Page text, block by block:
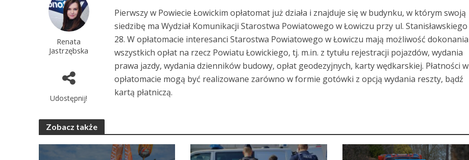
Renata
Jastrzębska
Udostępnij!
Pierwszy w Powiecie Łowickim opłatomat już działa i znajduje się w budynku, w którym swoją
siedzibę ma Wydział Komunikacji Starostwa Powiatowego w Łowiczu przy ul. Stanisławskiego
28. W opłatomacie interesanci Starostwa Powiatowego w Łowiczu mają możliwość dokonania
wszystkich opłat na rzecz Powiatu Łowickiego, tj. m.in. z tytułu rejestracji pojazdów, wydania
prawa jazdy, wydania dzienników budowy, opłat geodezyjnych, karty wędkarskiej. Płatności w
opłatomacie mogą być realizowane zarówno w formie gotówki z opcją wydania reszty, bądź
kartą płatniczą.
Zobacz także